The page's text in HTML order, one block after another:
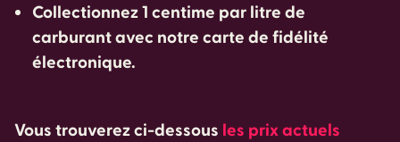
Collectionnez 1 centime par litre de
carburant avec notre carte de fidélité
électronique.
Vous trouverez ci-dessous les prix actuels